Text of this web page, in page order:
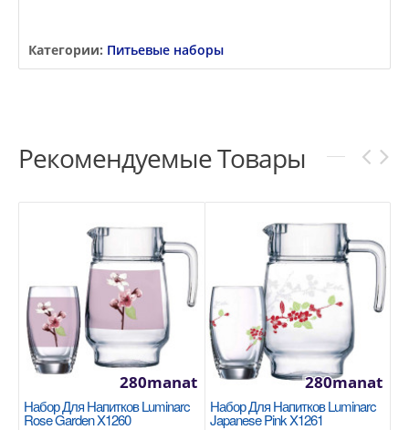
Категории: Питьевые наборы
Рекомендуемые Товары
Набор Для Напитков Luminarc
Rose Garden X1260
280manat
Набор Для Напитков Luminarc
Japanese Pink X1261
280manat